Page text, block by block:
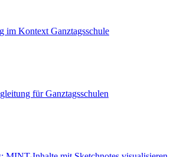
im Kontext Ganztagsschule
für Ganztagsschulen